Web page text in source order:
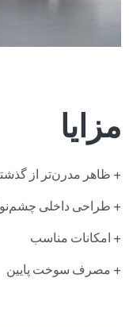
مزایا
+ ظاهر مدرن‌تر از
+ طراحی داخلی
+ امکانات مناسب
+ مصرف سوخت پایین